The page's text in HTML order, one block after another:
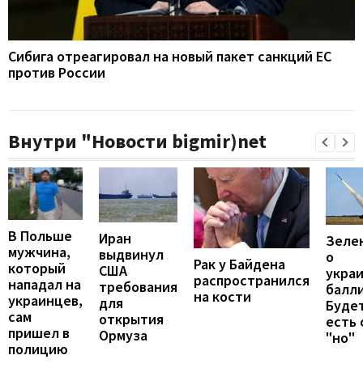
Сибига отреагировал на новый пакет санкций ЕС
против России
Внутри "Новости bigmir)net
В Польше
мужчина,
который
нападал на
украинцев,
сам
пришел в
полицию
Иран
выдвинул
США
требования
для
открытия
Ормуза
Рак у Байдена
распространился
на кости
о
есть
"но"